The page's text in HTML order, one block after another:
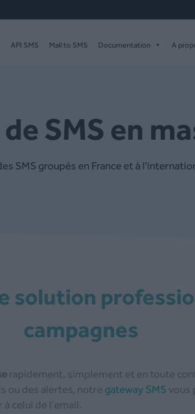
API SMS Mail to SMS Documentation A
de SMS en
SMS groupés en France et à
campagnes
rapidement, simplement et en toute
ou des alertes, notre gateway SMS vous
celui de l’email.